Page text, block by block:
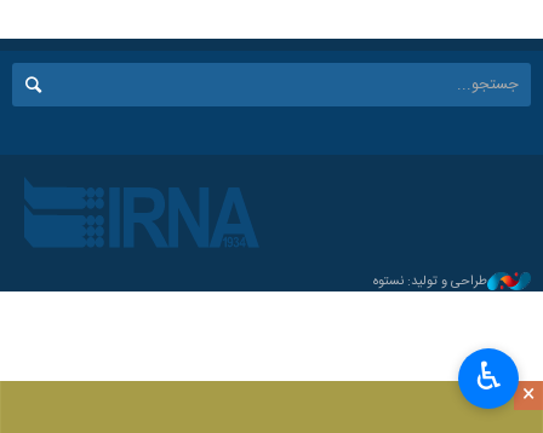
واقعی و طبیعت برگردونید؟این لیست بازی‌های
۱۴۰۴-۰۳-۰۶ ۰۸:۰۰
×
طراحی و تولید: نستوه
♿︎